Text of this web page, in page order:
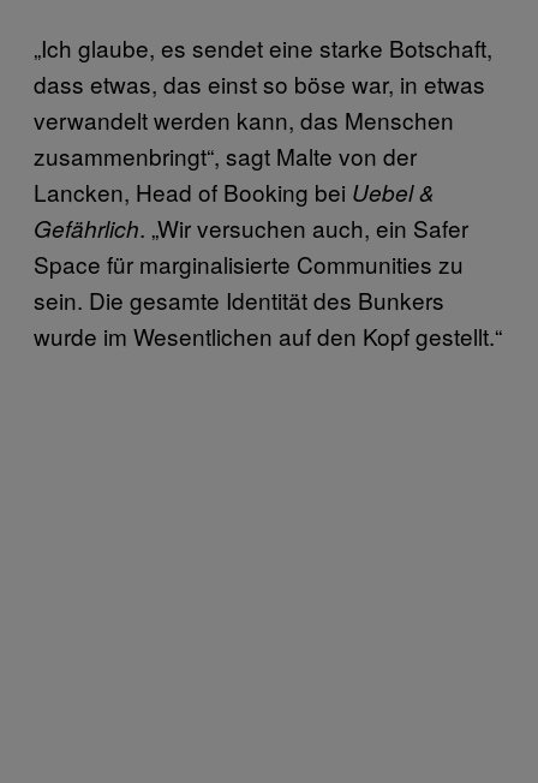
„Ich glaube, es sendet eine starke Botschaft,
dass etwas, das einst so böse war, in etwas
verwandelt werden kann, das Menschen
zusammenbringt“, sagt Malte von der
Lancken, Head of Booking bei Uebel &
Gefährlich. „Wir versuchen auch, ein Safer
Space für marginalisierte Communities zu
sein. Die gesamte Identität des Bunkers
wurde im Wesentlichen auf den Kopf gestellt.“